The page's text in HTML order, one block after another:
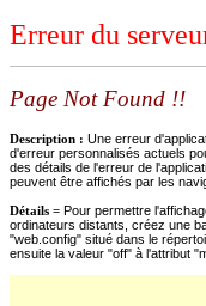
Erreur du
Page Not Found !!
Description : Une erreur
d'erreur personnalisés actuels
des détails de l'erreur de
peuvent être affichés par les
Détails = Pour permettre
ordinateurs distants, créez une
"web.config" situé dans le
ensuite la valeur "off" à l'attribut